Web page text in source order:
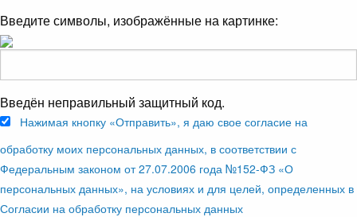
Введите символы, изображённые на картинке:
Введён неправильный защитный код.
Нажимая кнопку «Отправить», я даю свое согласие на
обработку моих персональных данных, в соответствии с
Федеральным законом от 27.07.2006 года №152-ФЗ «О
персональных данных», на условиях и для целей, определенных в
Согласии на обработку персональных данных